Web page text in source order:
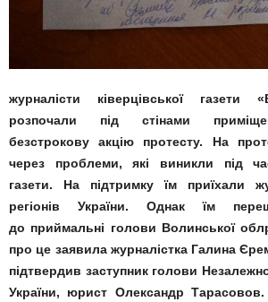
журналісти ківерцівської газети
розпочали під стінами
безстрокову акцію протесту. На
через проблеми, які виникли під
газети. На підтримку їм приїхали
регіонів України. Однак їм
до приймальні голови Волинської
про це заявила журналістка Галина
підтвердив заступник голови
України, юрист Олександр